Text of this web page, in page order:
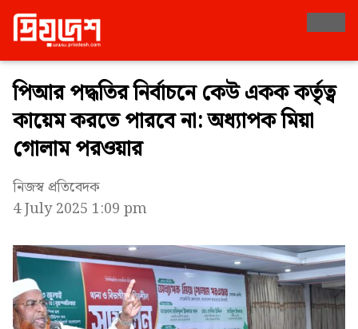
পিআর পদ্ধতির নির্বাচনে কেউ একক কর্তৃত্ব
কায়েম করতে পারবে না: অধ্যাপক মিয়া
গোলাম পরওয়ার
নিজস্ব প্রতিবেদক
4 July 2025 1:09 pm